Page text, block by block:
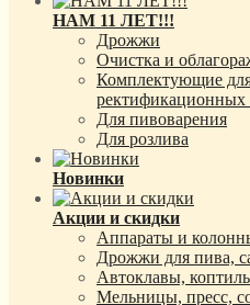
НАМ 11 ЛЕТ!!!
Дрожжи
Очистка и
Комплектующие
ректификационных
Для пивоварения
Для розлива
Новинки
Акции и скидки
Аппараты и
Дрожжи для пива,
Автоклавы,
Мельницы, пресс,